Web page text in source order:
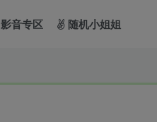
影音专区 随机小姐姐